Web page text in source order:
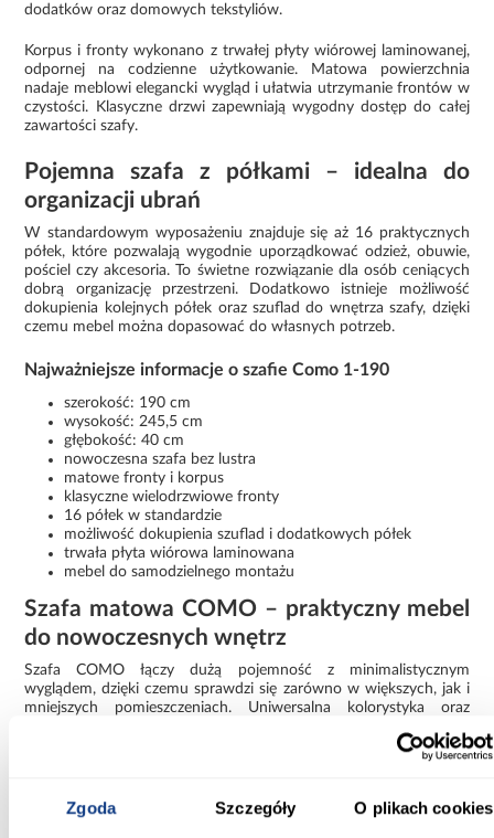
Zgoda Szczegóły O plikach cookies
dodatków oraz domowych tekstyliów.
Korpus i fronty wykonano z trwałej płyty wiórowej laminowanej,
odpornej na codzienne użytkowanie. Matowa powierzchnia
nadaje meblowi elegancki wygląd i ułatwia utrzymanie frontów w
czystości. Klasyczne drzwi zapewniają wygodny dostęp do całej
zawartości szafy.
Pojemna szafa z półkami – idealna do
organizacji ubrań
W standardowym wyposażeniu znajduje się aż 16 praktycznych
półek, które pozwalają wygodnie uporządkować odzież, obuwie,
pościel czy akcesoria. To świetne rozwiązanie dla osób ceniących
dobrą organizację przestrzeni. Dodatkowo istnieje możliwość
dokupienia kolejnych półek oraz szuflad do wnętrza szafy, dzięki
czemu mebel można dopasować do własnych potrzeb.
Najważniejsze informacje o szafie Como 1-190
szerokość: 190 cm
wysokość: 245,5 cm
głębokość: 40 cm
nowoczesna szafa bez lustra
matowe fronty i korpus
klasyczne wielodrzwiowe fronty
16 półek w standardzie
możliwość dokupienia szuflad i dodatkowych półek
trwała płyta wiórowa laminowana
mebel do samodzielnego montażu
Szafa matowa COMO – praktyczny mebel
do nowoczesnych wnętrz
Szafa COMO łączy dużą pojemność z minimalistycznym
wyglądem, dzięki czemu sprawdzi się zarówno w większych, jak i
mniejszych pomieszczeniach. Uniwersalna kolorystyka oraz
aranżacji. To funkcjonalna szafa do przechowywania, która
pomoże utrzymać porządek i estetykę wnętrza każdego dnia.
Informacje Transport Informacje o